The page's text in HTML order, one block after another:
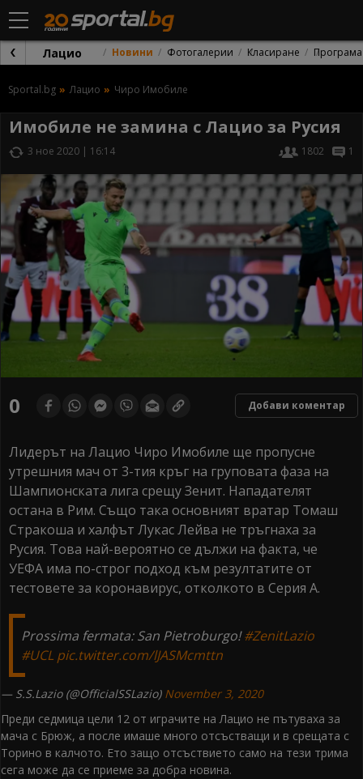
Лацио Новини Фотогалерии Класиране Програма
Sportal.bg Лацио Чиро Имобиле
Имобиле не замина с Лацио за Русия
3 ное 2020 | 16:14 1802 1
0 Добави коментар
Лидерът на Лацио Чиро Имобиле ще пропусне
утрешния мач от 3-тия кръг на груповата фаза на
Шампионската лига срещу Зенит. Нападателят
остана в Рим. Също така основният вратар Томаш
Стракоша и халфът Лукас Лейва не тръгнаха за
Русия. Това най-вероятно се дължи на факта, че
УЕФА има по-строг подход към резултатите от
тестовете за коронавирус, отколкото в Серия А.
Prossima fermata: San Pietroburgo!#ZenitLazio
#UCL pic.twitter.com/lJASMcmttn
— S.S.Lazio (@OfficialSSLazio) November 3, 2020
Преди седмица цели 12 от играчите на Лацио не пътуваха за
мача с Брюж, а после имаше много отсъстващи и в срещата с
Торино в калчото. Ето защо отсъствието само на тези трима
сега може да се приеме за добра новина.